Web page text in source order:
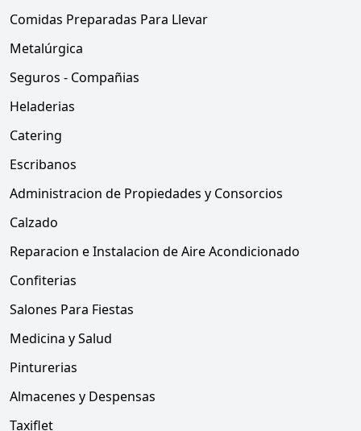
Comidas Preparadas Para Llevar
Metalúrgica
Seguros - Compañias
Heladerias
Catering
Escribanos
Administracion de Propiedades y Consorcios
Calzado
Reparacion e Instalacion de Aire Acondicionado
Confiterias
Salones Para Fiestas
Medicina y Salud
Pinturerias
Almacenes y Despensas
Taxiflet